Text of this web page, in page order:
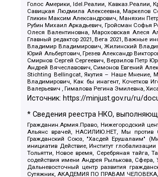
Голос Америки, Idel.Реалии, Кавказ.Реалии,
Савицкая Людмила Алексеевна, Маркелов
Гликин Максим Александрович, Маняхин
Рубин Михаил Аркадьевич, Гройсман Софья
Олеся Валентиновна, Мароховская Алеся
Главный редактор 2021, Вега 2021, Важные
Владимир Владимирович, Жилинский
Юрий Альбертович, Грезев Александр
Смирнов Сергей Сергеевич, Верзилов Петр
Андрей Вячеславович, Симонов Евгений
Stichting Bellingcat, Якутия – Наше Мнение,
Владимирович, Как бы инагент, Кочетков
Валерьевич , Гималова Регина Эмилевна,
Источник: https://minjust.gov.ru/ru/
* Сведения реестра НКО,
Гражданин.Армия.Право, Нижегородский
Альянс врачей, НАСИЛИЮ.НЕТ, Мы против
Гражданский Союз, "Хасдей Ерушалаим"
инициатив Действие, Институт
Тольятти, Новое время, Серебряная тайга,
содействия имени Андрея Рылькова, Сфера,
Дальневосточный центр развития
Сутяжник, АКАДЕМИЯ ПО ПРАВАМ ЧЕЛОВЕКА,